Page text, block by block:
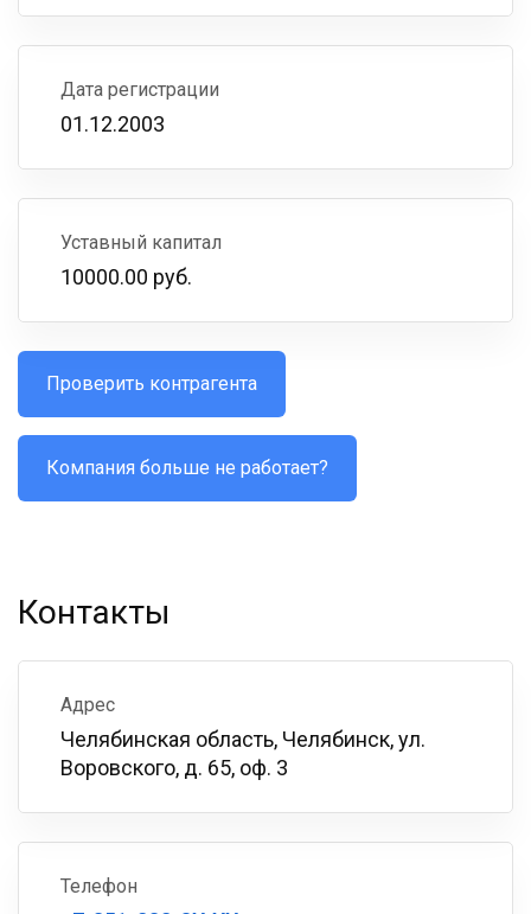
Дата регистрации
01.12.2003
Уставный капитал
10000.00 руб.
Проверить контрагента
Компания больше не работает?
Контакты
Адрес
Челябинская область, Челябинск, ул.
Воровского, д. 65, оф. 3
Телефон